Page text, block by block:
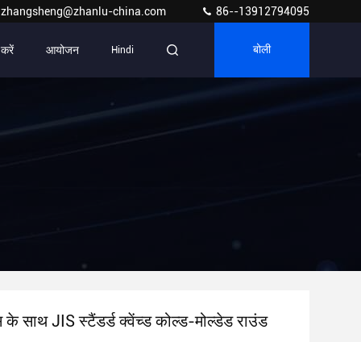
zhangsheng@zhanlu-china.com 86--13912794095
करें आयोजन Hindi बोली
साथ JIS स्टैंडर्ड क्वेंच्ड कोल्ड-मोल्डेड राउंड